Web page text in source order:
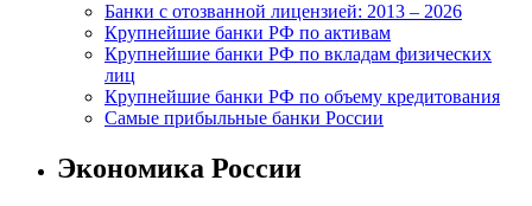
Банки с отозванной лицензией: 2013 – 2026
Крупнейшие банки РФ по активам
Крупнейшие банки РФ по вкладам физических
лиц
Крупнейшие банки РФ по объему кредитования
Самые прибыльные банки России
Экономика России